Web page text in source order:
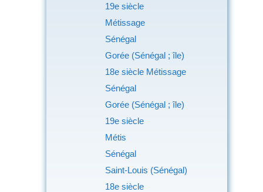
19e siècle
Métissage
Sénégal
Gorée (Sénégal ; île)
18e siècle Métissage
Sénégal
Gorée (Sénégal ; île)
19e siècle
Métis
Sénégal
Saint-Louis (Sénégal)
18e siècle